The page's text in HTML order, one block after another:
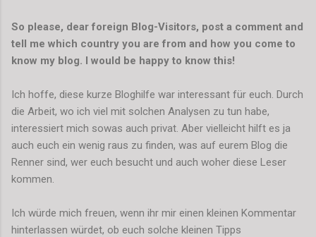
So please, dear foreign Blog-Visitors, post a comment and
tell me which country you are from and how you come to
know my blog. I would be happy to know this!
Ich hoffe, diese kurze Bloghilfe war interessant für euch. Durch
die Arbeit, wo ich viel mit solchen Analysen zu tun habe,
interessiert mich sowas auch privat. Aber vielleicht hilft es ja
auch euch ein wenig raus zu finden, was auf eurem Blog die
Renner sind, wer euch besucht und auch woher diese Leser
kommen.
Ich würde mich freuen, wenn ihr mir einen kleinen Kommentar
hinterlassen würdet, ob euch solche kleinen Tipps